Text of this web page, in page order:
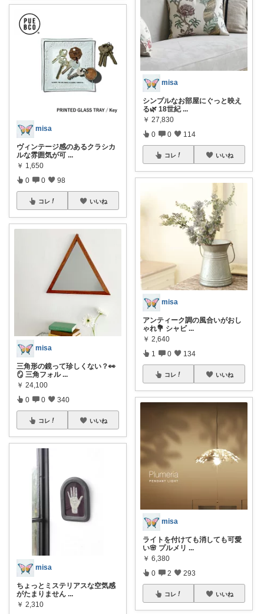
misa
ヴィンテージ感のあるクラシカ
ルな雰囲気が可 ...
￥ 1,650
0 0 98
コレ いいね
misa
三角形の鏡って珍しくない？👀
🪞 三角フォル ...
￥ 24,100
0 0 340
コレ いいね
misa
ちょっとミステリアスな空気感
がたまりません ...
￥ 2,310
misa
シンプルなお部屋にぐっと映え
る🌿 18世紀 ...
￥ 27,830
0 0 114
コレ いいね
misa
アンティーク調の風合いがおし
ゃれ💐 シャビ ...
￥ 2,640
1 0 134
コレ いいね
misa
ライトを付けても消しても可愛
い🌸 プルメリ ...
￥ 6,380
0 2 293
コレ いいね